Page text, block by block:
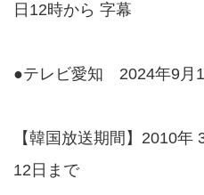
日12時から 字幕
●テレビ愛知 2024年9月
【韓国放送期間】2010年
12日まで